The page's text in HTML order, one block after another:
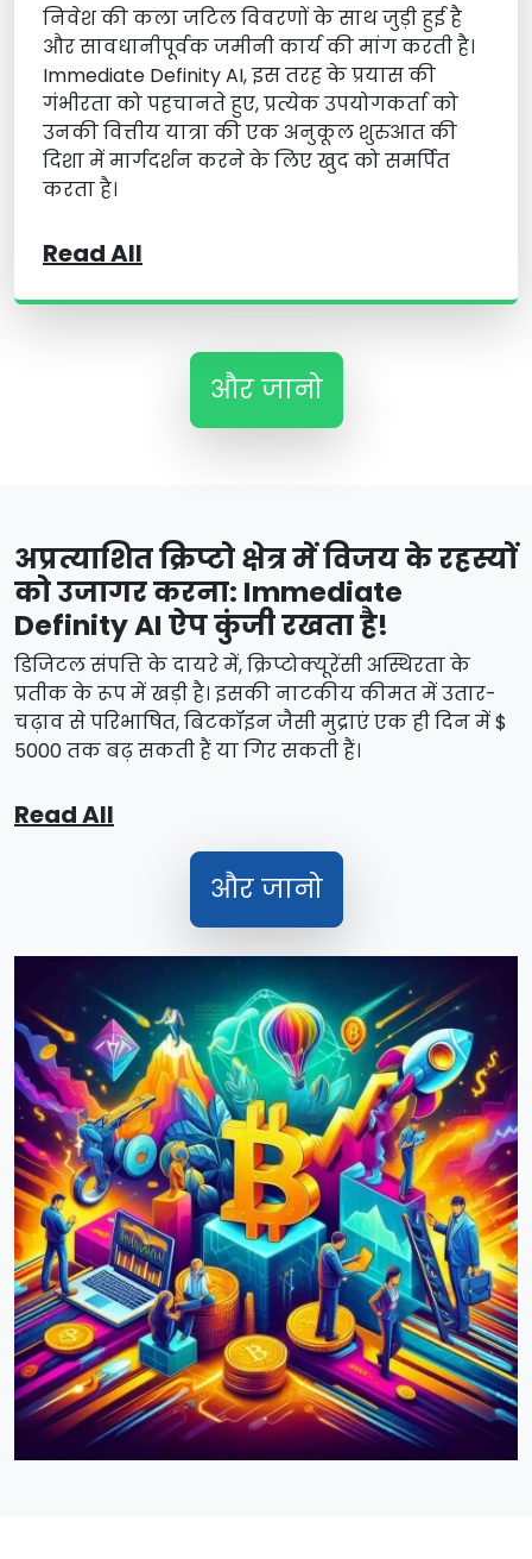
निवेश की कला जटिल विवरणों के साथ जुड़ी हुई है
और सावधानीपूर्वक जमीनी कार्य की मांग करती है।
Immediate Definity AI, इस तरह के प्रयास की
गंभीरता को पहचानते हुए, प्रत्येक उपयोगकर्ता को
उनकी वित्तीय यात्रा की एक अनुकूल शुरुआत की
दिशा में मार्गदर्शन करने के लिए खुद को समर्पित
करता है।
Read All
और जानो
अप्रत्याशित क्रिप्टो क्षेत्र में विजय के रहस्यों
को उजागर करना: Immediate
Definity AI ऐप कुंजी रखता है!
डिजिटल संपत्ति के दायरे में, क्रिप्टोक्यूरेंसी अस्थिरता के
प्रतीक के रूप में खड़ी है। इसकी नाटकीय कीमत में उतार-
चढ़ाव से परिभाषित, बिटकॉइन जैसी मुद्राएं एक ही दिन में $
5000 तक बढ़ सकती हैं या गिर सकती हैं।
Read All
और जानो